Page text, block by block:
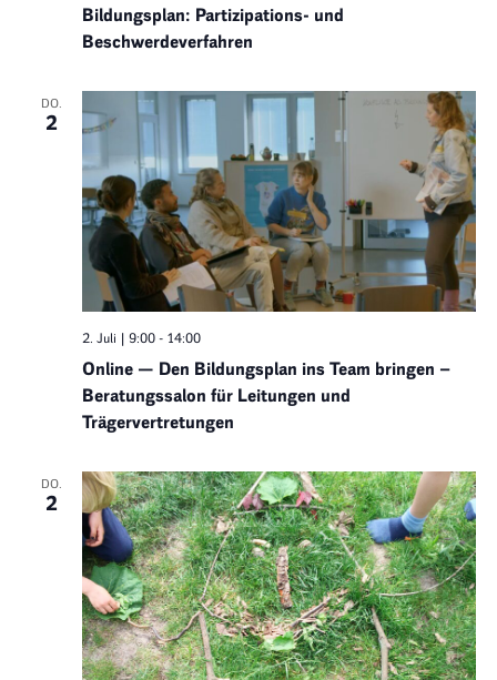
Bildungsplan: Partizipations- und
Beschwerdeverfahren
DO.
2
2. Juli | 9:00- 14:00
Online — Den Bildungsplan ins Team bringen –
Beratungssalon für Leitungen und
Trägervertretungen
DO.
2